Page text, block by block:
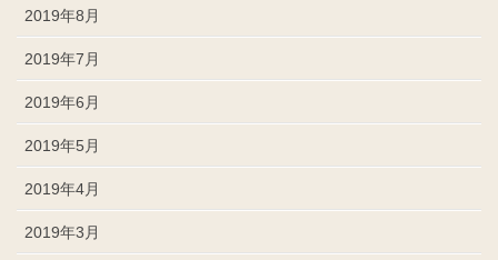
2019年8月
2019年7月
2019年6月
2019年5月
2019年4月
2019年3月